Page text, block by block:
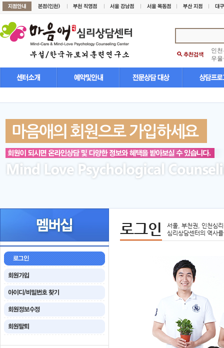
인
우
로그인
서울, 부천권, 인천심
심리상담센터의 역사